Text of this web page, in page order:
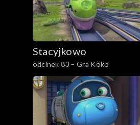
Stacyjkowo
odcinek 83 – Gra Koko